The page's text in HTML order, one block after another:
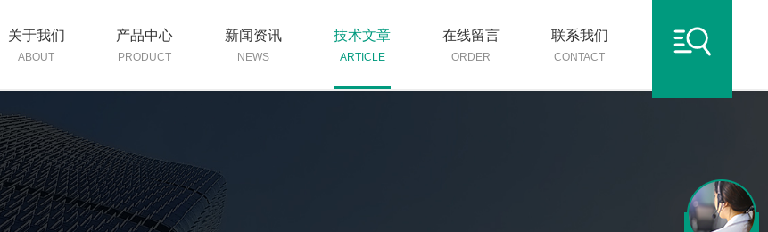
关于我们
ABOUT
产品中心
PRODUCT
新闻资讯
NEWS
技术文章
ARTICLE
在线留言
ORDER
联系我们
CONTACT